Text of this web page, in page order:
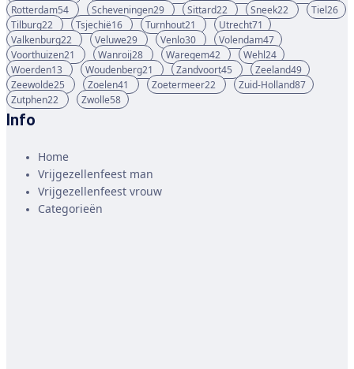
Rotterdam54 Scheveningen29 Sittard22 Sneek22 Tiel26
Tilburg22 Tsjechië16 Turnhout21 Utrecht71
Valkenburg22 Veluwe29 Venlo30 Volendam47
Voorthuizen21 Wanroij28 Waregem42 Wehl24
Woerden13 Woudenberg21 Zandvoort45 Zeeland49
Zeewolde25 Zoelen41 Zoetermeer22 Zuid-Holland87
Zutphen22 Zwolle58
Info
Home
Vrijgezellenfeest man
Vrijgezellenfeest vrouw
Categorieën